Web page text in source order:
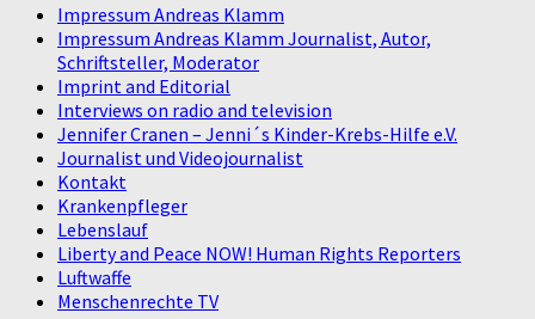
Impressum Andreas Klamm
Impressum Andreas Klamm Journalist, Autor,
Schriftsteller, Moderator
Imprint and Editorial
Interviews on radio and television
Jennifer Cranen – Jenni´s Kinder-Krebs-Hilfe e.V.
Journalist und Videojournalist
Kontakt
Krankenpfleger
Lebenslauf
Liberty and Peace NOW! Human Rights Reporters
Luftwaffe
Menschenrechte TV